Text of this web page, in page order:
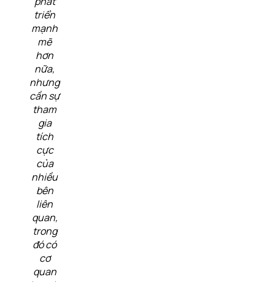
triển
mạnh
mẽ
hơn
nữa,
nhưng
cần sự
tham
gia
tích
cực
của
nhiều
bên
liên
quan,
trong
đó có
cơ
quan